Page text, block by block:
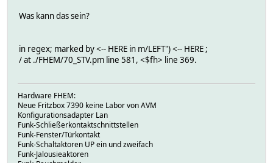
Was kann das sein?
in regex; marked by <-- HERE in m/LEFT") <-- HERE ;
/ at ./FHEM/70_STV.pm line 581, <$fh> line 369.
Hardware FHEM:
Neue Fritzbox 7390 keine Labor von AVM
Konfigurationsadapter Lan
Funk-Schließerkontaktschnittstellen
Funk-Fenster/Türkontakt
Funk-Schaltaktoren UP ein und zweifach
Funk-Jalousieaktoren